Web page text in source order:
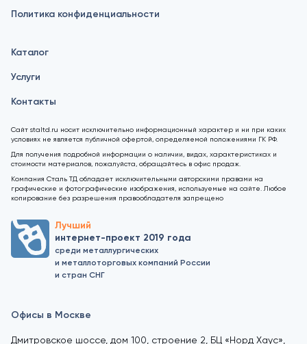
Политика конфиденциальности
Каталог
Услуги
Контакты
Сайт staltd.ru носит исключительно информационный характер и ни при каких
условиях не является публичной офертой, определяемой положениями ГК РФ.
Для получения подробной информации о наличии, видах, характеристиках и
стоимости материалов, пожалуйста, обращайтесь в офис продаж.
Компания Сталь ТД обладает исключительными авторскими правами на
графические и фотографические изображения, используемые на сайте. Любое
копирование без разрешения правообладателя запрещено
Лучший
интернет-проект 2019 года
среди металлургических
и металлоторговых компаний России
и стран СНГ
Офисы в Москве
Дмитровское шоссе, дом 100, строение 2, БЦ «Норд Хаус»,